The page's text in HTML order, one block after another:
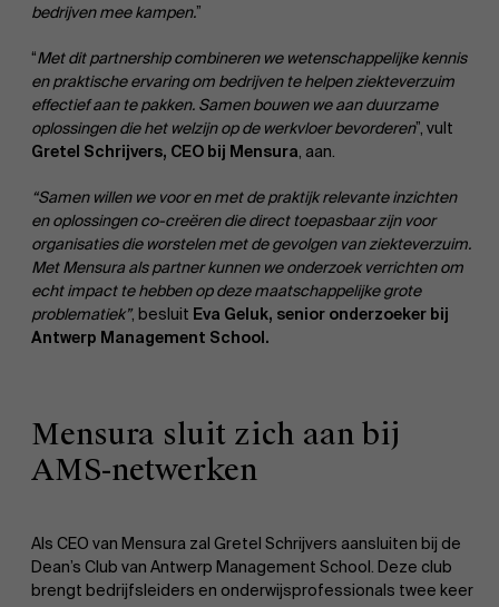
bedrijven mee kampen.”
“Met dit partnership combineren we wetenschappelijke kennis
en praktische ervaring om bedrijven te helpen ziekteverzuim
effectief aan te pakken. Samen bouwen we aan duurzame
oplossingen die het welzijn op de werkvloer bevorderen”, vult
Gretel Schrijvers, CEO bij Mensura, aan.
“Samen willen we voor en met de praktijk relevante inzichten
en oplossingen co-creëren die direct toepasbaar zijn voor
organisaties die worstelen met de gevolgen van ziekteverzuim.
Met Mensura als partner kunnen we onderzoek verrichten om
echt impact te hebben op deze maatschappelijke grote
problematiek”, besluit Eva Geluk, senior onderzoeker bij
Antwerp Management School.
Mensura sluit zich aan bij
AMS-netwerken
Als CEO van Mensura zal Gretel Schrijvers aansluiten bij de
Dean’s Club van Antwerp Management School. Deze club
brengt bedrijfsleiders en onderwijsprofessionals twee keer